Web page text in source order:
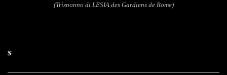
(Trisnonno di LESIA des Gardiens de Rome)